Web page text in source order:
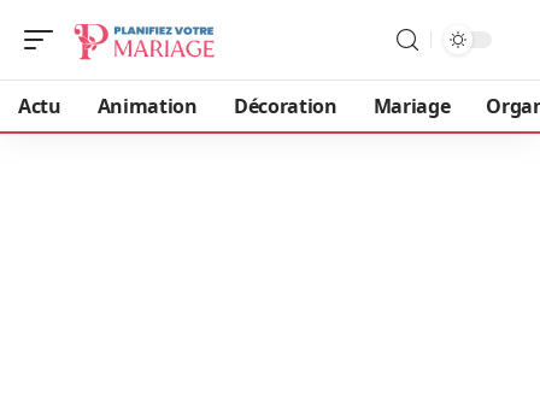
Actu Animation Décoration Mariage